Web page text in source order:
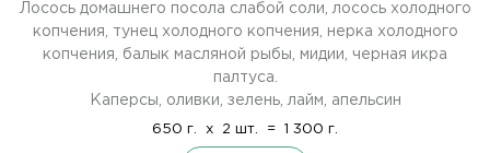
Лосось домашнего посола слабой соли, лосось холодного
копчения, тунец холодного копчения, нерка холодного
копчения, балык масляной рыбы, мидии, черная икра
палтуса.
Каперсы, оливки, зелень, лайм, апельсин
650 г. x 2 шт. = 1 300 г.